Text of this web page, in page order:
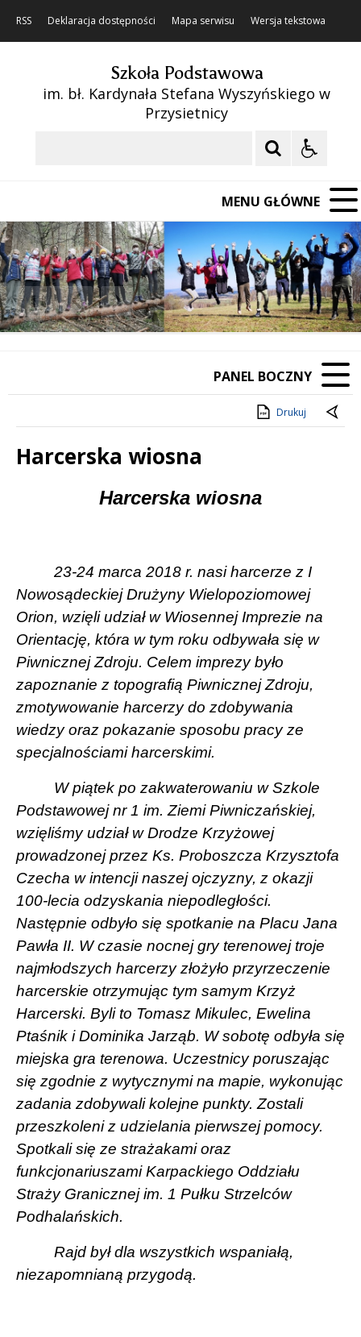
RSS Deklaracja dostępności Mapa serwisu Wersja tekstowa
Szkoła Podstawowa
im. bł. Kardynała Stefana Wyszyńskiego w
Przysietnicy
MENU GŁÓWNE
Poprzedni Element
Następny Element
❚❚
PANEL BOCZNY
Drukuj
Harcerska wiosna
Harcerska wiosna
23-24 marca 2018 r. nasi harcerze z I
Nowosądeckiej Drużyny Wielopoziomowej
Orion, wzięli udział w Wiosennej Imprezie na
Orientację, która w tym roku odbywała się w
Piwnicznej Zdroju. Celem imprezy było
zapoznanie z topografią Piwnicznej Zdroju,
zmotywowanie harcerzy do zdobywania
wiedzy oraz pokazanie sposobu pracy ze
specjalnościami harcerskimi.
W piątek po zakwaterowaniu w Szkole
Podstawowej nr 1 im. Ziemi Piwniczańskiej,
wzięliśmy udział w Drodze Krzyżowej
prowadzonej przez Ks. Proboszcza Krzysztofa
Czecha w intencji naszej ojczyzny, z okazji
100-lecia odzyskania niepodległości.
Następnie odbyło się spotkanie na Placu Jana
Pawła II. W czasie nocnej gry terenowej troje
najmłodszych harcerzy złożyło przyrzeczenie
harcerskie otrzymując tym samym Krzyż
Harcerski. Byli to Tomasz Mikulec, Ewelina
Ptaśnik i Dominika Jarząb. W sobotę odbyła się
miejska gra terenowa. Uczestnicy poruszając
się zgodnie z wytycznymi na mapie, wykonując
zadania zdobywali kolejne punkty. Zostali
przeszkoleni z udzielania pierwszej pomocy.
Spotkali się ze strażakami oraz
funkcjonariuszami Karpackiego Oddziału
Straży Granicznej im. 1 Pułku Strzelców
Podhalańskich.
Rajd był dla wszystkich wspaniałą,
niezapomnianą przygodą.